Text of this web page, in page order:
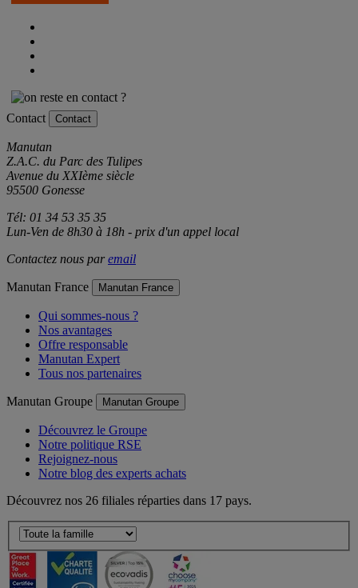
Contact Contact
Manutan
Z.A.C. du Parc des Tulipes
Avenue du XXIème siècle
95500 Gonesse
Tél: 01 34 53 35 35
Lun-Ven de 8h30 à 18h - prix d'un appel local
Contactez nous paremail
Manutan France Manutan France
Qui sommes-nous ?
Nos avantages
Offre responsable
Manutan Expert
Tous nos partenaires
Manutan Groupe Manutan Groupe
Découvrez le Groupe
Notre politique RSE
Rejoignez-nous
Notre blog des experts achats
Découvrez nos 26 filiales réparties dans 17 pays.